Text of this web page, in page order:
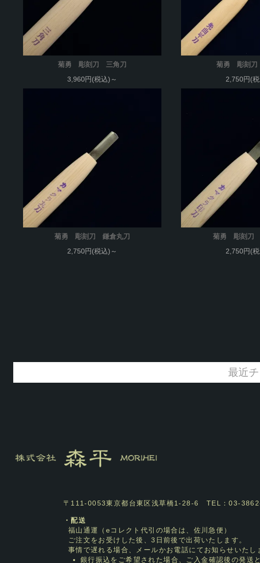
菊勇 彫刻刀 三角刀
3,960円(税込)～
菊勇 彫刻
2,750円(
菊勇 彫刻刀 鎌倉丸刀
2,750円(税込)～
菊勇 彫刻刀
2,750円(
最近
〒111-0053東京都台東区浅草橋1-28-6 TEL：03-
・配送
福山通運（eコレクト代引の場合は、佐川急便）
ご注文をお受けした後、3日前後で出荷いたします。
事情で遅れる場合、メールかお電話にてお知らせいたし
銀行振込をご希望された場合、ご入金確認後の発送